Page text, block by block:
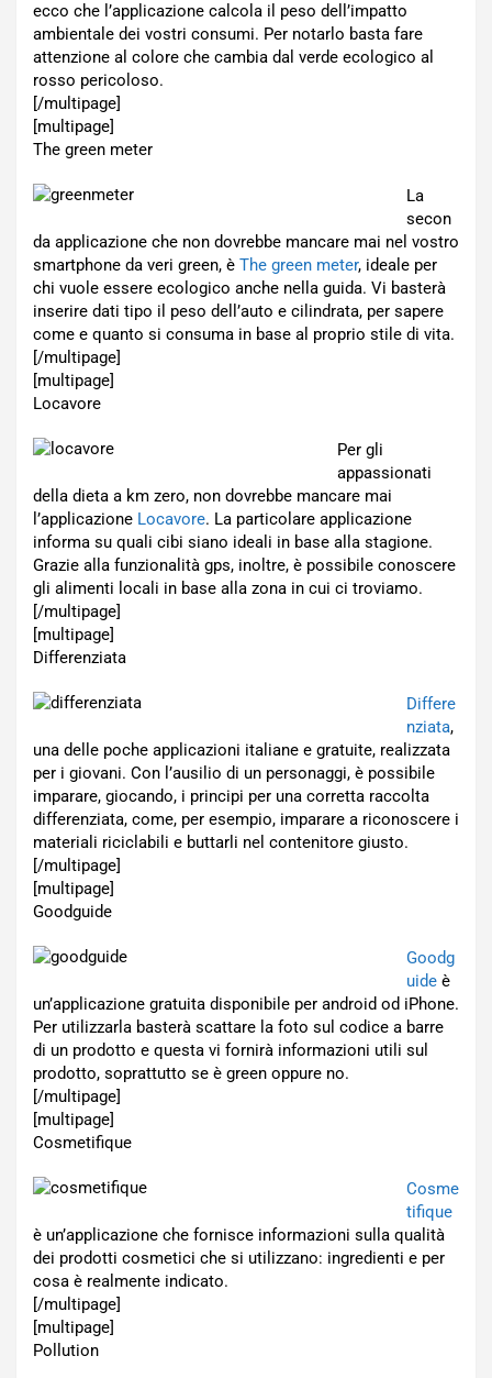
ecco che l’applicazione calcola il peso dell’impatto
ambientale dei vostri consumi. Per notarlo basta fare
attenzione al colore che cambia dal verde ecologico al
rosso pericoloso.
[/multipage]
[multipage]
The green meter
La
secon
da applicazione che non dovrebbe mancare mai nel vostro
smartphone da veri green, è The green meter, ideale per
chi vuole essere ecologico anche nella guida. Vi basterà
inserire dati tipo il peso dell’auto e cilindrata, per sapere
come e quanto si consuma in base al proprio stile di vita.
[/multipage]
[multipage]
Locavore
Per gli
appassionati
della dieta a km zero, non dovrebbe mancare mai
l’applicazione Locavore. La particolare applicazione
informa su quali cibi siano ideali in base alla stagione.
Grazie alla funzionalità gps, inoltre, è possibile conoscere
gli alimenti locali in base alla zona in cui ci troviamo.
[/multipage]
[multipage]
Differenziata
Differe
nziata,
una delle poche applicazioni italiane e gratuite, realizzata
per i giovani. Con l’ausilio di un personaggi, è possibile
imparare, giocando, i principi per una corretta raccolta
differenziata, come, per esempio, imparare a riconoscere i
materiali riciclabili e buttarli nel contenitore giusto.
[/multipage]
[multipage]
Goodguide
Goodg
uide è
un’applicazione gratuita disponibile per android od iPhone.
Per utilizzarla basterà scattare la foto sul codice a barre
di un prodotto e questa vi fornirà informazioni utili sul
prodotto, soprattutto se è green oppure no.
[/multipage]
[multipage]
Cosmetifique
Cosme
tifique
è un’applicazione che fornisce informazioni sulla qualità
dei prodotti cosmetici che si utilizzano: ingredienti e per
cosa è realmente indicato.
[/multipage]
[multipage]
Pollution